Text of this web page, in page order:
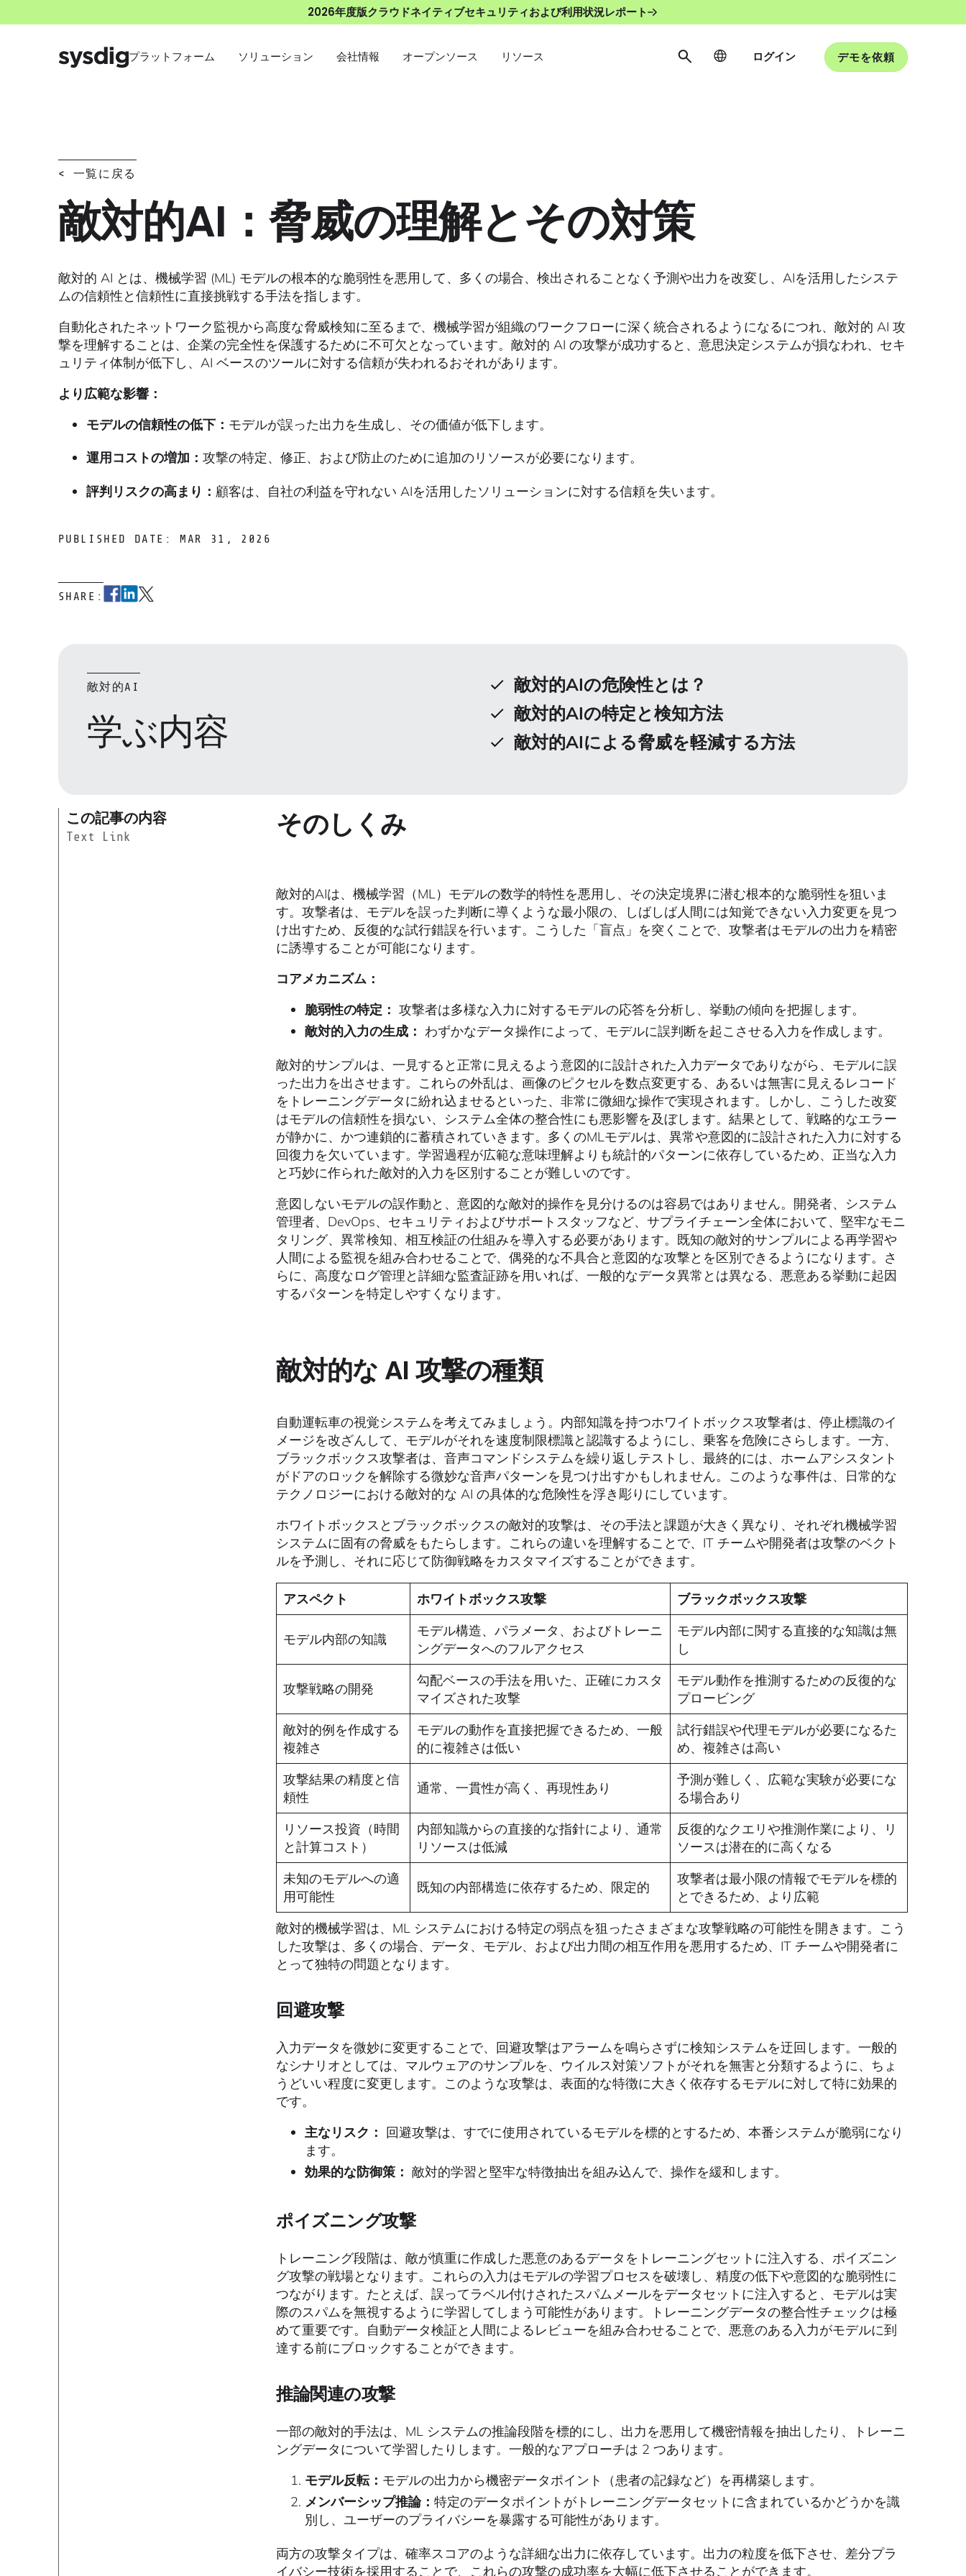
2026年度版クラウドネイティブセキュリティおよび利用状況レポート
プラットフォーム ソリューション 会社情報 オープンソース リソース ログイン デモを依頼
< 一覧に戻る
敵対的AI：脅威の理解とその対策
敵対的 AI とは、機械学習 (ML) モデルの根本的な脆弱性を悪用して、多くの場合、検出されることなく予測や出力を改変し、AIを活用したシステ
ムの信頼性と信頼性に直接挑戦する手法を指します。
自動化されたネットワーク監視から高度な脅威検知に至るまで、機械学習が組織のワークフローに深く統合されるようになるにつれ、敵対的 AI 攻
撃を理解することは、企業の完全性を保護するために不可欠となっています。敵対的 AI の攻撃が成功すると、意思決定システムが損なわれ、セキ
ュリティ体制が低下し、AI ベースのツールに対する信頼が失われるおそれがあります。
より広範な影響：
モデルの信頼性の低下： モデルが誤った出力を生成し、その価値が低下します。
運用コストの増加：攻撃の特定、修正、および防止のために追加のリソースが必要になります。
評判リスクの高まり： 顧客は、自社の利益を守れない AIを活用したソリューションに対する信頼を失います。
PUBLISHED DATE: MAR 31, 2026
SHARE:
敵対的AI
学ぶ内容
敵対的AIの危険性とは？
敵対的AIの特定と検知方法
敵対的AIによる脅威を軽減する方法
この記事の内容
Text Link そのしくみ
敵対的AIは、機械学習（ML）モデルの数学的特性を悪用し、その決定境界に潜む根本的な脆弱性を狙いま
す。攻撃者は、モデルを誤った判断に導くような最小限の、しばしば人間には知覚できない入力変更を見つ
け出すため、反復的な試行錯誤を行います。こうした「盲点」を突くことで、攻撃者はモデルの出力を精密
に誘導することが可能になります。
コアメカニズム：
脆弱性の特定： 攻撃者は多様な入力に対するモデルの応答を分析し、挙動の傾向を把握します。
敵対的入力の生成： わずかなデータ操作によって、モデルに誤判断を起こさせる入力を作成します。
敵対的サンプルは、一見すると正常に見えるよう意図的に設計された入力データでありながら、モデルに誤
った出力を出させます。これらの外乱は、画像のピクセルを数点変更する、あるいは無害に見えるレコード
をトレーニングデータに紛れ込ませるといった、非常に微細な操作で実現されます。しかし、こうした改変
はモデルの信頼性を損ない、システム全体の整合性にも悪影響を及ぼします。結果として、戦略的なエラー
が静かに、かつ連鎖的に蓄積されていきます。多くのMLモデルは、異常や意図的に設計された入力に対する
回復力を欠いています。学習過程が広範な意味理解よりも統計的パターンに依存しているため、正当な入力
と巧妙に作られた敵対的入力を区別することが難しいのです。
意図しないモデルの誤作動と、意図的な敵対的操作を見分けるのは容易ではありません。開発者、システム
管理者、DevOps、セキュリティおよびサポートスタッフなど、サプライチェーン全体において、堅牢なモニ
タリング、異常検知、相互検証の仕組みを導入する必要があります。既知の敵対的サンプルによる再学習や
人間による監視を組み合わせることで、偶発的な不具合と意図的な攻撃とを区別できるようになります。さ
らに、高度なログ管理と詳細な監査証跡を用いれば、一般的なデータ異常とは異なる、悪意ある挙動に起因
するパターンを特定しやすくなります。
敵対的な AI 攻撃の種類
自動運転車の視覚システムを考えてみましょう。内部知識を持つホワイトボックス攻撃者は、停止標識のイ
メージを改ざんして、モデルがそれを速度制限標識と認識するようにし、乗客を危険にさらします。一方、
ブラックボックス攻撃者は、音声コマンドシステムを繰り返しテストし、最終的には、ホームアシスタント
がドアのロックを解除する微妙な音声パターンを見つけ出すかもしれません。このような事件は、日常的な
テクノロジーにおける敵対的な AI の具体的な危険性を浮き彫りにしています。
ホワイトボックスとブラックボックスの敵対的攻撃は、その手法と課題が大きく異なり、それぞれ機械学習
システムに固有の脅威をもたらします。これらの違いを理解することで、IT チームや開発者は攻撃のベクト
ルを予測し、それに応じて防御戦略をカスタマイズすることができます。
アスペクト ホワイトボックス攻撃 ブラックボックス攻撃
モデル内部の知識
モデル構造、パラメータ、およびトレーニ
ングデータへのフルアクセス
モデル内部に関する直接的な知識は無
し
攻撃戦略の開発
勾配ベースの手法を用いた、正確にカスタ
マイズされた攻撃
モデル動作を推測するための反復的な
プロービング
敵対的例を作成する
複雑さ
モデルの動作を直接把握できるため、一般
的に複雑さは低い
試行錯誤や代理モデルが必要になるた
め、複雑さは高い
攻撃結果の精度と信
頼性
通常、一貫性が高く、再現性あり
予測が難しく、広範な実験が必要にな
る場合あり
リソース投資（時間
と計算コスト）
内部知識からの直接的な指針により、通常
リソースは低減
反復的なクエリや推測作業により、リ
ソースは潜在的に高くなる
未知のモデルへの適
用可能性
既知の内部構造に依存するため、限定的
攻撃者は最小限の情報でモデルを標的
とできるため、より広範
敵対的機械学習は、ML システムにおける特定の弱点を狙ったさまざまな攻撃戦略の可能性を開きます。こう
した攻撃は、多くの場合、データ、モデル、および出力間の相互作用を悪用するため、IT チームや開発者に
とって独特の問題となります。
回避攻撃
入力データを微妙に変更することで、回避攻撃はアラームを鳴らさずに検知システムを迂回します。一般的
なシナリオとしては、マルウェアのサンプルを、ウイルス対策ソフトがそれを無害と分類するように、ちょ
うどいい程度に変更します。このような攻撃は、表面的な特徴に大きく依存するモデルに対して特に効果的
です。
主なリスク： 回避攻撃は、すでに使用されているモデルを標的とするため、本番システムが脆弱になり
ます。
効果的な防御策： 敵対的学習と堅牢な特徴抽出を組み込んで、操作を緩和します。
ポイズニング攻撃
トレーニング段階は、敵が慎重に作成した悪意のあるデータをトレーニングセットに注入する、ポイズニン
グ攻撃の戦場となります。これらの入力はモデルの学習プロセスを破壊し、精度の低下や意図的な脆弱性に
つながります。たとえば、誤ってラベル付けされたスパムメールをデータセットに注入すると、モデルは実
際のスパムを無視するように学習してしまう可能性があります。トレーニングデータの整合性チェックは極
めて重要です。自動データ検証と人間によるレビューを組み合わせることで、悪意のある入力がモデルに到
達する前にブロックすることができます。
推論関連の攻撃
一部の敵対的手法は、ML システムの推論段階を標的にし、出力を悪用して機密情報を抽出したり、トレーニ
ングデータについて学習したりします。一般的なアプローチは 2 つあります。
モデル反転： モデルの出力から機密データポイント（患者の記録など）を再構築します。
メンバーシップ推論： 特定のデータポイントがトレーニングデータセットに含まれているかどうかを識
別し、ユーザーのプライバシーを暴露する可能性があります。
両方の攻撃タイプは、確率スコアのような詳細な出力に依存しています。出力の粒度を低下させ、差分プラ
イバシー技術を採用することで、これらの攻撃の成功率を大幅に低下させることができます。